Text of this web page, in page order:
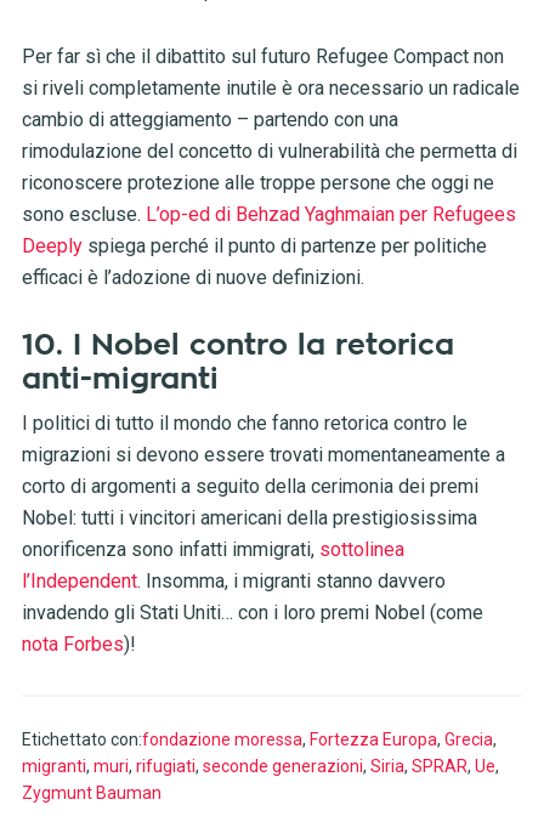
Per far sì che il dibattito sul futuro Refugee Compact non
si riveli completamente inutile è ora necessario un radicale
cambio di atteggiamento – partendo con una
rimodulazione del concetto di vulnerabilità che permetta di
riconoscere protezione alle troppe persone che oggi ne
sono escluse. L’op-ed di Behzad Yaghmaian per Refugees
Deeplyspiega perché il punto di partenze per politiche
efficaci è l’adozione di nuove definizioni.
10. I Nobel contro la retorica
anti-migranti
I politici di tutto il mondo che fanno retorica contro le
migrazioni si devono essere trovati momentaneamente a
corto di argomenti a seguito della cerimonia dei premi
Nobel: tutti i vincitori americani della prestigiosissima
onorificenza sono infatti immigrati, sottolinea
l’Independent. Insomma, i migranti stanno davvero
invadendo gli Stati Uniti… con i loro premi Nobel (come
nota Forbes)!
Etichettato con:fondazione moressa, Fortezza Europa, Grecia,
migranti, muri, rifugiati, seconde generazioni, Siria, SPRAR, Ue,
Zygmunt Bauman